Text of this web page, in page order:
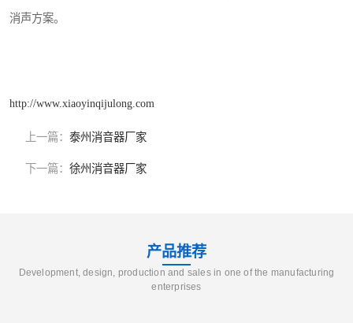
消声方案。
http://www.xiaoyinqijulong.com
上一篇： 泰州消音器厂家
下一篇： 徐州消音器厂家
产品推荐
Development, design, production and sales in one of the manufacturing
enterprises